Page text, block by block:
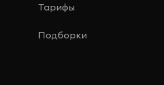
Тарифы
Подборки